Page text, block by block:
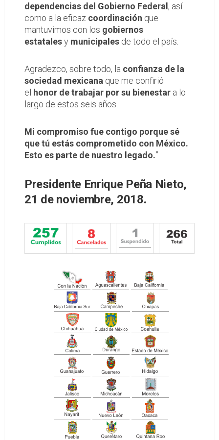
dependencias del Gobierno Federal , así
como a la eficaz coordinación que
mantuvimos con los gobiernos
estatalesy municipales de todo el país.
Agradezco, sobre todo, la confianza de la
sociedad mexicana que me confirió
el honor de trabajar por su bienestar a lo
largo de estos seis años.
Mi compromiso fue contigo porque sé
que tú estás comprometido con México.
Esto es parte de nuestro legado.”
Presidente Enrique Peña Nieto,
21 de noviembre, 2018.